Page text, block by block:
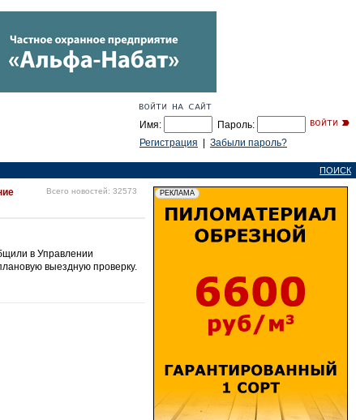
Имя:
Пароль:
Регистрация
Забыли пароль?
ПОИСК
Всего новостей: 32573
в Управлении
выездную проверку.